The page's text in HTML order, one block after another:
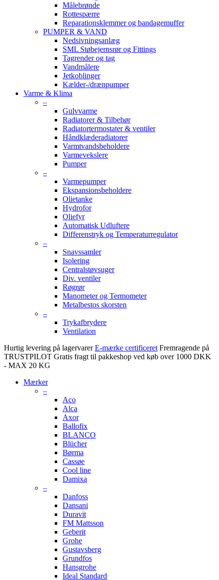
Målebrønde
Rottespærre
Reparationsklemmer og bandagemuffer
PUMPER & VAND
Nedsivningsanlæg
SML Støbejernsrør og Fittings
Tagrender og tag
Vandmålere
Jetkoblinger
Kælder-/drænpumper
Varme & Klima
–
Gulvvarme
Radiatorer & Tilbehør
Radiatortermostater & ventiler
Håndklæderadiatorer
Varmtvandsbeholdere
Varmevekslere
Pumper
–
Varmepumper
Ekspansionsbeholdere
Olietanke
Hydrofor
Oliefyr
Automatisk Udluftere
Differenstryk og Temperaturregulator
–
Snavssamler
Isolering
Centralstøvsuger
Div. ventiler
Røgrør
Manometer og Termometer
Metalbestos skorsten
–
Trykafbrydere
Ventilation
Hurtig levering på lagervarer E-mærke certificeret Fremragende på
TRUSTPILOT Gratis fragt til pakkeshop ved køb over 1000 DKK
- MAX 20 KG
Mærker
–
Aco
Alca
Axor
Ballofix
BLANCO
Blücher
Børma
Cassøe
Cool line
Damixa
–
Danfoss
Dansani
Duravit
FM Mattsson
Geberit
Grohe
Gustavsberg
Grundfos
Hansgrohe
Ideal Standard